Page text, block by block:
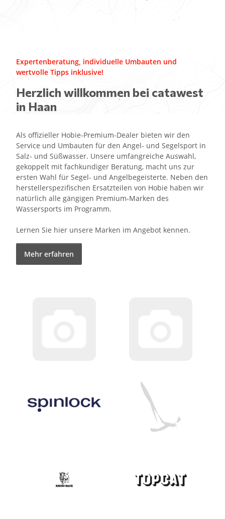
Expertenberatung, individuelle Umbauten und
wertvolle Tipps inklusive!
Herzlich willkommen bei catawest
in Haan
Als offizieller Hobie-Premium-Dealer bieten wir den
Service und Umbauten für den Angel- und Segelsport in
Salz- und Süßwasser. Unsere umfangreiche Auswahl,
gekoppelt mit fachkundiger Beratung, macht uns zur
ersten Wahl für Segel- und Angelbegeisterte. Neben den
herstellerspezifischen Ersatzteilen von Hobie haben wir
natürlich alle gängigen Premium-Marken des
Wassersports im Programm.
Lernen Sie hier unsere Marken im Angebot kennen.
Mehr erfahren